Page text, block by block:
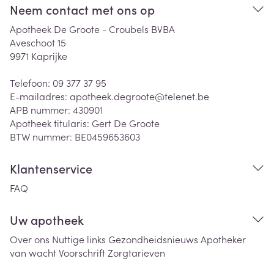
Neem contact met ons op
Apotheek De Groote - Croubels BVBA
Aveschoot 15
9971 Kaprijke
Telefoon: 09 377 37 95
E-mailadres: apotheek.degroote@telenet.be
APB nummer: 430901
Apotheek titularis: Gert De Groote
BTW nummer: BE0459653603
Klantenservice
FAQ
Uw apotheek
Over ons Nuttige links Gezondheidsnieuws Apotheker
van wachtVoorschriftZorgtarieven